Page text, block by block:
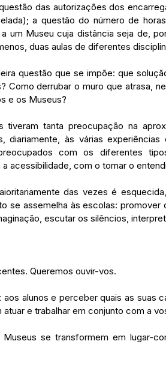
das autorizações dos
a questão do número de
um Museu cuja distância seja de,
duas aulas de diferentes
questão que se impõe: que
Como derrubar o muro que atrasa,
e os Museus?
tiveram tanta preocupação na
diariamente, às várias
com os diferentes
acessibilidade, com o tornar o
das vezes é
se assemelha às escolas:
escutar os silêncios,
Queremos ouvir-vos.
aos alunos e perceber quais as suas
e trabalhar em conjunto com a
se transformem em lugar-